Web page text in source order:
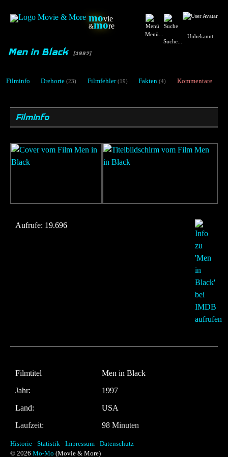
movie
&more
Menü...
Suche...
Unbekannt
Men in Black [1997]
Filminfo Drehorte (23) Filmfehler (19) Fakten (4) Kommentare
Filminfo
Aufrufe: 19.696
Filmtitel
Men in Black
Jahr:
1997
Land:
USA
Laufzeit:
98 Minuten
Regie
Barry Sonnenfeld
Historie - Statistik - Impressum - Datenschutz
© 2026 Mo-Mo (Movie & More)